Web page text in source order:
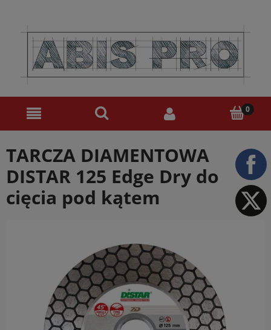
TARCZA DIAMENTOWA
DISTAR 125 Edge Dry do
cięcia pod kątem